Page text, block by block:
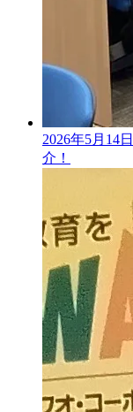
2026年5月14日
介！